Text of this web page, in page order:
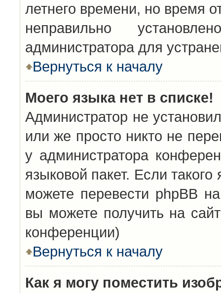
летнего времени, но время
неправильно
администратора для
Вернуться к началу
Моего языка нет в списке!
Администратор не
или же просто никто не
у администратора
языковой пакет. Если
можете перевести phpBB
вы можете получить на
конференции)
Вернуться к началу
Как я могу поместить